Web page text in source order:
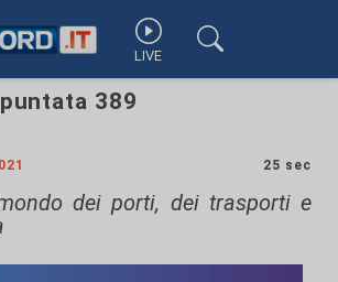
LIVE
389
25 sec
dei porti, dei trasporti e